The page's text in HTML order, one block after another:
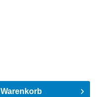
Warenkorb